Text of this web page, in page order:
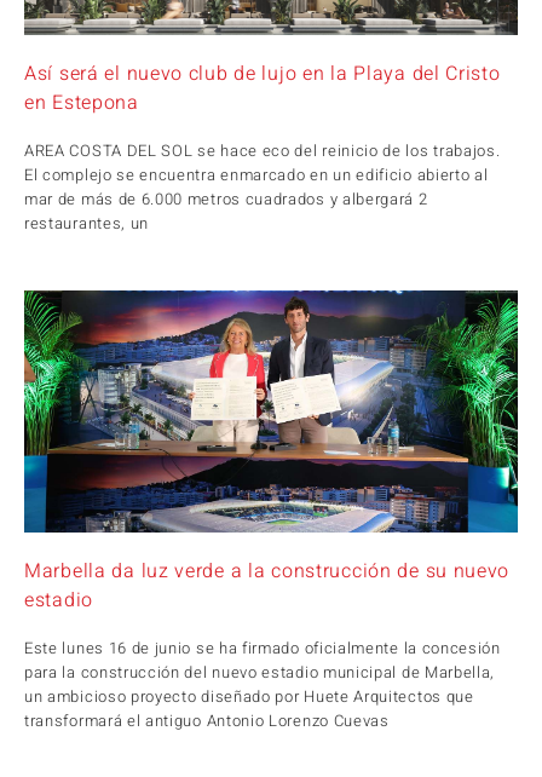
Así será el nuevo club de lujo en la Playa del Cristo
en Estepona
AREA COSTA DEL SOL se hace eco del reinicio de los trabajos.
El complejo se encuentra enmarcado en un edificio abierto al
mar de más de 6.000 metros cuadrados y albergará 2
restaurantes, un
Marbella da luz verde a la construcción de su nuevo
estadio
Este lunes 16 de junio se ha firmado oficialmente la concesión
para la construcción del nuevo estadio municipal de Marbella,
un ambicioso proyecto diseñado por Huete Arquitectos que
transformará el antiguo Antonio Lorenzo Cuevas